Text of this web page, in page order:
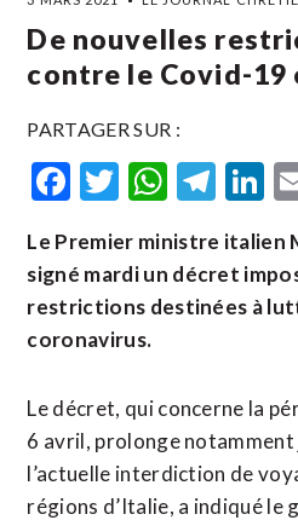
De nouvelles
contre le Covid-19
PARTAGER SUR :
Facebook
Twitter
Le Premier ministre italien
signé mardi un décret
restrictions destinées à
coronavirus.
Le décret, qui concerne la
6 avril, prolonge notamment
l’actuelle interdiction de
régions d’Italie, a indiqué le